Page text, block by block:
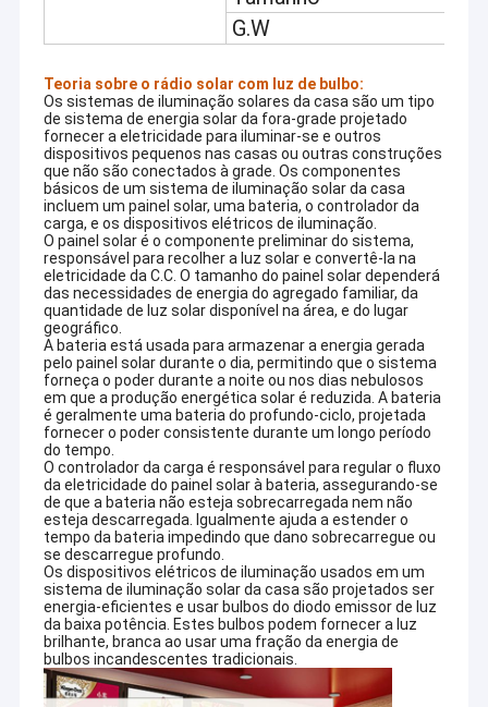
G.W
Teoria sobre o rádio solar com luz de bulbo:
Os sistemas de iluminação solares da casa são um tipo
de sistema de energia solar da fora-grade projetado
fornecer a eletricidade para iluminar-se e outros
dispositivos pequenos nas casas ou outras construções
que não são conectados à grade. Os componentes
básicos de um sistema de iluminação solar da casa
incluem um painel solar, uma bateria, o controlador da
carga, e os dispositivos elétricos de iluminação.
O painel solar é o componente preliminar do sistema,
responsável para recolher a luz solar e convertê-la na
eletricidade da C.C. O tamanho do painel solar dependerá
das necessidades de energia do agregado familiar, da
quantidade de luz solar disponível na área, e do lugar
geográfico.
A bateria está usada para armazenar a energia gerada
pelo painel solar durante o dia, permitindo que o sistema
forneça o poder durante a noite ou nos dias nebulosos
em que a produção energética solar é reduzida. A bateria
é geralmente uma bateria do profundo-ciclo, projetada
fornecer o poder consistente durante um longo período
do tempo.
O controlador da carga é responsável para regular o fluxo
da eletricidade do painel solar à bateria, assegurando-se
de que a bateria não esteja sobrecarregada nem não
esteja descarregada. Igualmente ajuda a estender o
tempo da bateria impedindo que dano sobrecarregue ou
se descarregue profundo.
Os dispositivos elétricos de iluminação usados em um
sistema de iluminação solar da casa são projetados ser
energia-eficientes e usar bulbos do diodo emissor de luz
da baixa potência. Estes bulbos podem fornecer a luz
brilhante, branca ao usar uma fração da energia de
bulbos incandescentes tradicionais.